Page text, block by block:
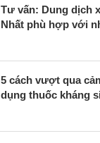
Tư vấn: Dung dịch
Nhất phù hợp với
5 cách vượt qua
dụng thuốc kháng